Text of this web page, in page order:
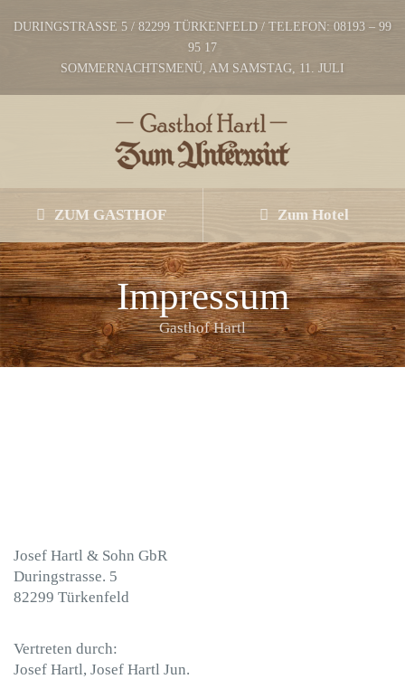
DURINGSTRASSE 5 / 82299 TÜRKENFELD / TELEFON: 08193 – 99
95 17
SOMMERNACHTSMENÜ, AM SAMSTAG, 11. JULI
ZUM GASTHOF Zum Hotel
Impressum
Gasthof Hartl
Josef Hartl & Sohn GbR
Duringstrasse. 5
82299 Türkenfeld
Vertreten durch:
Josef Hartl, Josef Hartl Jun.